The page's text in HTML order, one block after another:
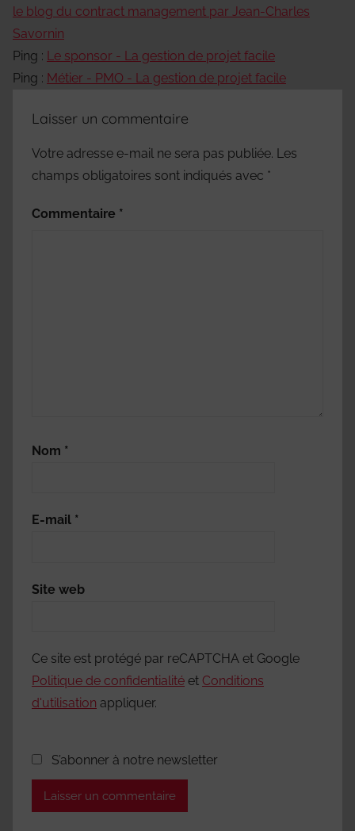
le blog du contract management par Jean-Charles
Savornin
Ping : Le sponsor - La gestion de projet facile
Ping : Métier - PMO - La gestion de projet facile
Laisser un commentaire
Votre adresse e-mail ne sera pas publiée. Les
champs obligatoires sont indiqués avec *
Commentaire *
Nom *
E-mail *
Site web
Ce site est protégé par reCAPTCHA et Google
Politique de confidentialité et Conditions
d'utilisation appliquer.
S’abonner à notre newsletter